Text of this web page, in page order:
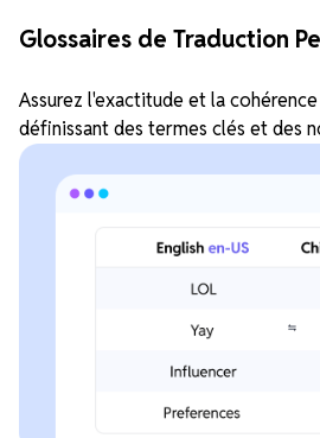
Glossaires de Traduction
Assurez l'exactitude et la
définissant des termes clés et des